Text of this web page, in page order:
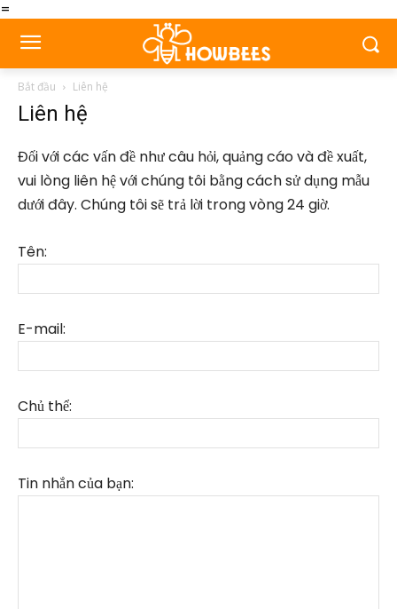
=
Bắt đầu Liên hệ
Liên hệ
Đối với các vấn đề như câu hỏi, quảng cáo và đề xuất,
vui lòng liên hệ với chúng tôi bằng cách sử dụng mẫu
dưới đây. Chúng tôi sẽ trả lời trong vòng 24 giờ.
Tên:
E-mail:
Chủ thể:
Tin nhắn của bạn: